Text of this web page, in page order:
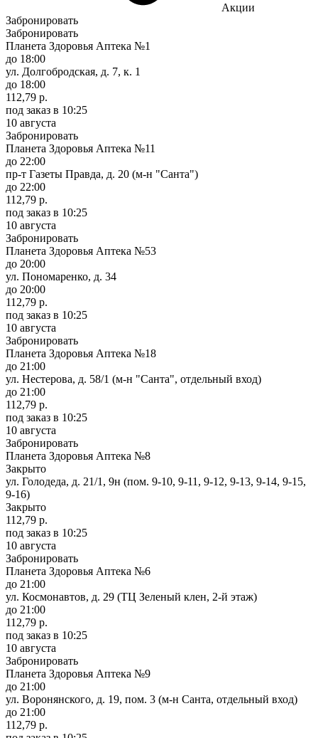
Акции
Забронировать
Забронировать
Планета Здоровья Аптека №1
до 18:00
ул. Долгобродская, д. 7, к. 1
до 18:00
112,79 р.
под заказ в 10:25
10 августа
Забронировать
Планета Здоровья Аптека №11
до 22:00
пр-т Газеты Правда, д. 20 (м-н "Санта")
до 22:00
112,79 р.
под заказ в 10:25
10 августа
Забронировать
Планета Здоровья Аптека №53
до 20:00
ул. Пономаренко, д. 34
до 20:00
112,79 р.
под заказ в 10:25
10 августа
Забронировать
Планета Здоровья Аптека №18
до 21:00
ул. Нестерова, д. 58/1 (м-н "Санта", отдельный вход)
до 21:00
112,79 р.
под заказ в 10:25
10 августа
Забронировать
Планета Здоровья Аптека №8
Закрыто
ул. Голодеда, д. 21/1, 9н (пом. 9-10, 9-11, 9-12, 9-13, 9-14, 9-15,
9-16)
Закрыто
112,79 р.
под заказ в 10:25
10 августа
Забронировать
Планета Здоровья Аптека №6
до 21:00
ул. Космонавтов, д. 29 (ТЦ Зеленый клен, 2-й этаж)
до 21:00
112,79 р.
под заказ в 10:25
10 августа
Забронировать
Планета Здоровья Аптека №9
до 21:00
ул. Воронянского, д. 19, пом. 3 (м-н Санта, отдельный вход)
до 21:00
112,79 р.